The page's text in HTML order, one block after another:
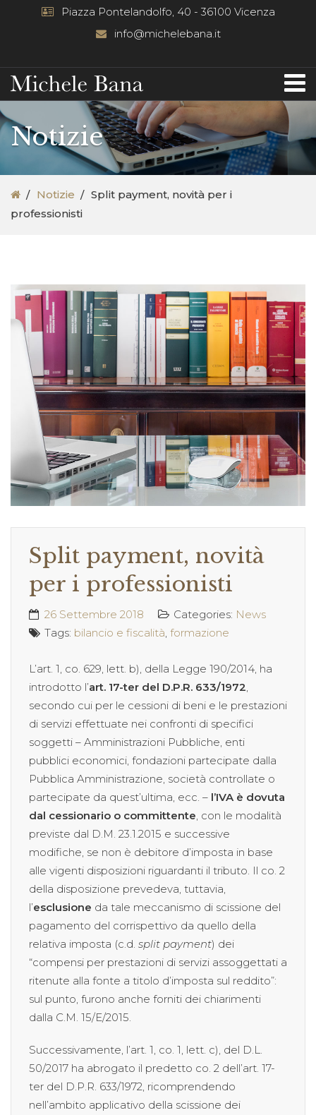
Piazza Pontelandolfo, 40 - 36100 Vicenza
info@michelebana.it
Notizie
Notizie
Split payment, novità per i
professionisti
Split payment, novità
per i professionisti
26 Settembre 2018 Categories: News
Tags: bilancio e fiscalità formazione
L’art. 1, co. 629, lett. b), della Legge 190/2014, ha
introdotto l’art. 17-ter del D.P.R. 633/1972
secondo cui per le cessioni di beni e le prestazioni
di servizi effettuate nei confronti di specifici
soggetti – Amministrazioni Pubbliche, enti
pubblici economici, fondazioni partecipate dalla
Pubblica Amministrazione, società controllate o
partecipate da quest’ultima, ecc. – l’IVA è dovuta
dal cessionario o committente , con le modalità
previste dal D.M. 23.1.2015 e successive
modifiche, se non è debitore d’imposta in base
alle vigenti disposizioni riguardanti il tributo. Il co. 2
della disposizione prevedeva, tuttavia,
l’esclusione da tale meccanismo di scissione del
pagamento del corrispettivo da quello della
relativa imposta (c.d. split payment) dei
“compensi per prestazioni di servizi assoggettati a
ritenute alla fonte a titolo d’imposta sul reddito”:
sul punto, furono anche forniti dei chiarimenti
dalla C.M. 15/E/2015.
Successivamente, l’art. 1, co. 1, lett. c), del D.L.
50/2017 ha abrogato il predetto co. 2 dell’art. 17-
ter del D.P.R. 633/1972, ricomprendendo
nell’ambito applicativo della scissione dei